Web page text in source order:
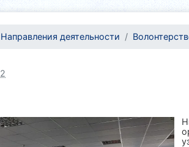
Направления деятельности